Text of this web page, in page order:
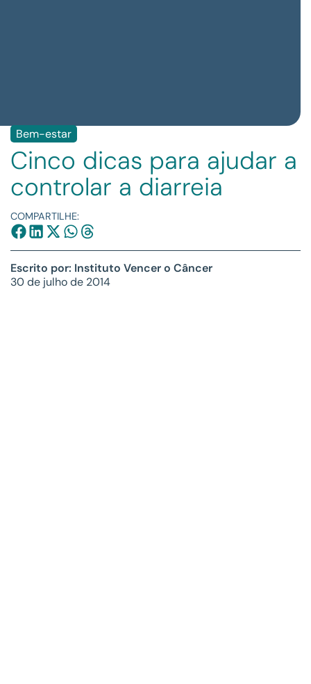
Bem-estar
Cinco dicas para ajudar a
controlar a diarreia
COMPARTILHE:
Escrito por: Instituto Vencer o Câncer
30 de julho de 2014